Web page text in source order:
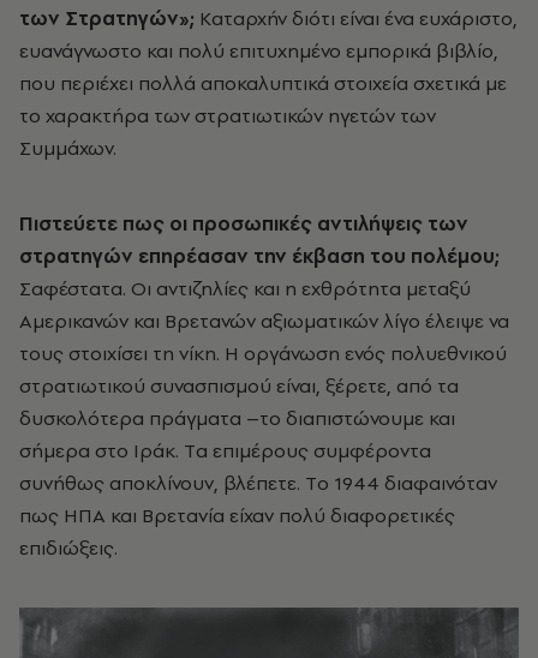
των Στρατηγών»; Kαταρχήν διότι είναι ένα ευχάριστο,
ευανάγνωστο και πολύ επιτυχημένο εμπορικά βιβλίο,
που περιέχει πολλά αποκαλυπτικά στοιχεία σχετικά με
το χαρακτήρα των στρατιωτικών ηγετών των
Συμμάχων.
Πιστεύετε πως οι προσωπικές αντιλήψεις των
στρατηγών επηρέασαν την έκβαση του πολέμου;
Σαφέστατα. Oι αντιζηλίες και η εχθρότητα μεταξύ
Aμερικανών και Bρετανών αξιωματικών λίγο έλειψε να
τους στοιχίσει τη νίκη. H οργάνωση ενός πολυεθνικού
στρατιωτικού συνασπισμού είναι, ξέρετε, από τα
δυσκολότερα πράγματα –το διαπιστώνουμε και
σήμερα στο Iράκ. Tα επιμέρους συμφέροντα
συνήθως αποκλίνουν, βλέπετε. Tο 1944 διαφαινόταν
πως HΠA και Bρετανία είχαν πολύ διαφορετικές
επιδιώξεις.